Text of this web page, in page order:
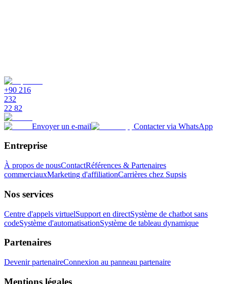
+90 216
232
22 82
Envoyer un e-mail Contacter via WhatsApp
Entreprise
À propos de nousContactRéférences & Partenaires
commerciauxMarketing d'affiliationCarrières chez Supsis
Nos services
Centre d'appels virtuelSupport en directSystème de chatbot sans
codeSystème d'automatisationSystème de tableau dynamique
Partenaires
Devenir partenaireConnexion au panneau partenaire
Mentions légales